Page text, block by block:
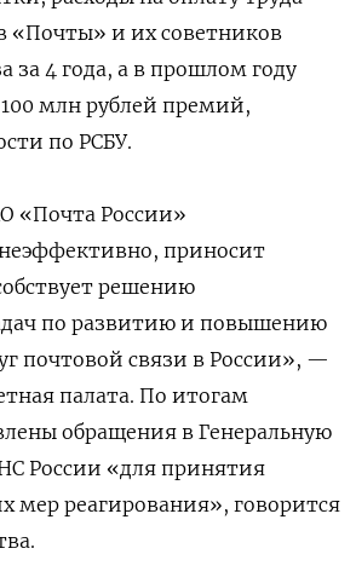
и их советников
за 4 года, а в прошлом году
млн рублей премий,
по РСБУ.
«Почта России»
приносит
решению
по развитию и повышению
почтовой связи в России», —
палата. По итогам
обращения в Генеральную
России «для принятия
мер реагирования», говорится